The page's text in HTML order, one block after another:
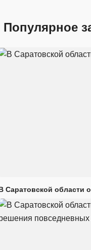
Популярное
Саратовской области